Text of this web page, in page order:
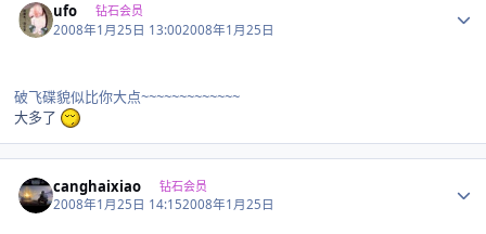
ufo 钻石会员
2008年1月25日 13:002008年1月25日
破飞碟貌似比你大点~~~~~~~~~~~~~
大多了
canghaixiao 钻石会员
2008年1月25日 14:152008年1月25日